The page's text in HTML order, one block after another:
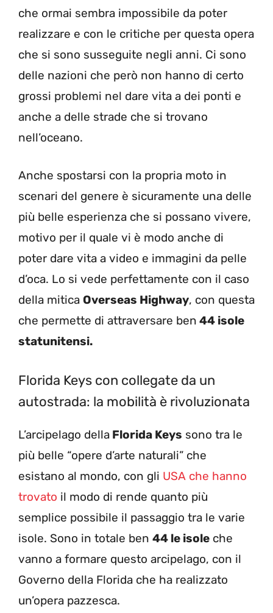
che ormai sembra impossibile da poter
realizzare e con le critiche per questa opera
che si sono susseguite negli anni. Ci sono
delle nazioni che però non hanno di certo
grossi problemi nel dare vita a dei ponti e
anche a delle strade che si trovano
nell’oceano.
Anche spostarsi con la propria moto in
scenari del genere è sicuramente una delle
più belle esperienza che si possano vivere,
motivo per il quale vi è modo anche di
poter dare vita a video e immagini da pelle
d’oca. Lo si vede perfettamente con il caso
della mitica Overseas Highway, con questa
che permette di attraversare ben 44 isole
statunitensi.
Florida Keys con collegate da un
autostrada: la mobilità è rivoluzionata
L’arcipelago della Florida Keys sono tra le
più belle “opere d’arte naturali” che
esistano al mondo, con gli USA che hanno
trovato il modo di rende quanto più
semplice possibile il passaggio tra le varie
isole. Sono in totale ben 44 le isole che
vanno a formare questo arcipelago, con il
Governo della Florida che ha realizzato
un’opera pazzesca.